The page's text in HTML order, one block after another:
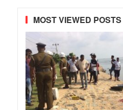
MOST VIEWED POSTS